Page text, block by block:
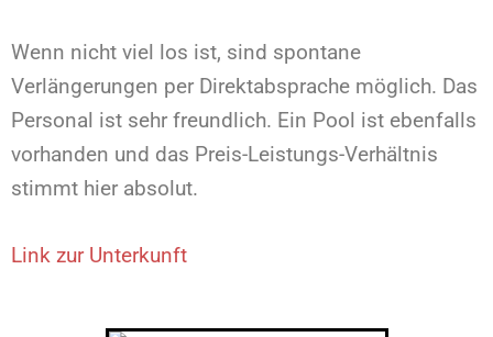
Wenn nicht viel los ist, sind spontane
Verlängerungen per Direktabsprache möglich. Das
Personal ist sehr freundlich. Ein Pool ist ebenfalls
vorhanden und das Preis-Leistungs-Verhältnis
stimmt hier absolut.
Link zur Unterkunft